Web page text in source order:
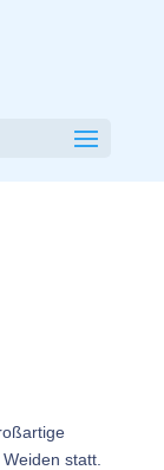
statt.